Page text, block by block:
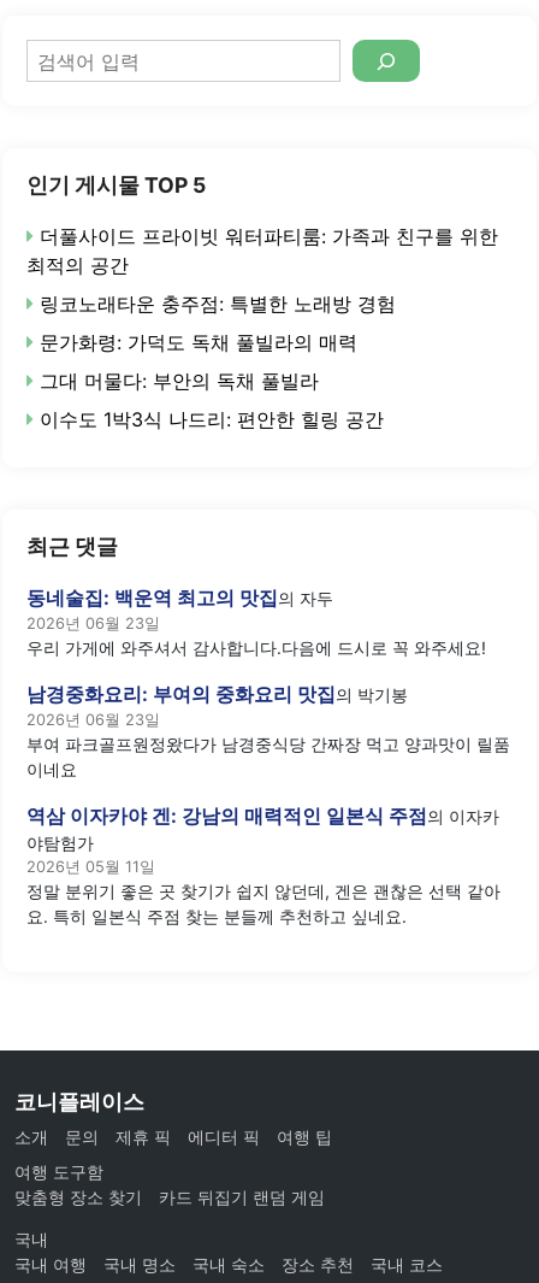
검
색
인기 게시물 TOP 5
더풀사이드 프라이빗 워터파티룸: 가족과 친구를 위한
최적의 공간
링코노래타운 충주점: 특별한 노래방 경험
문가화령: 가덕도 독채 풀빌라의 매력
그대 머물다: 부안의 독채 풀빌라
이수도 1박3식 나드리: 편안한 힐링 공간
최근 댓글
동네술집: 백운역 최고의 맛집의 자두
2026년 06월 23일
우리 가게에 와주셔서 감사합니다.다음에 드시로 꼭 와주세요!
남경중화요리: 부여의 중화요리 맛집의 박기봉
2026년 06월 23일
부여 파크골프원정왔다가 남경중식당 간짜장 먹고 양과맛이 릴품
이네요
역삼 이자카야 겐: 강남의 매력적인 일본식 주점의 이자카
야탐험가
2026년 05월 11일
정말 분위기 좋은 곳 찾기가 쉽지 않던데, 겐은 괜찮은 선택 같아
요. 특히 일본식 주점 찾는 분들께 추천하고 싶네요.
코니플레이스
소개 문의 제휴 픽 에디터 픽
여행 팁
여행 도구함
맞춤형 장소 찾기
카드 뒤집기 랜덤 게임
국내
국내 여행
국내 명소 국내 숙소 장소 추천 국내 코스